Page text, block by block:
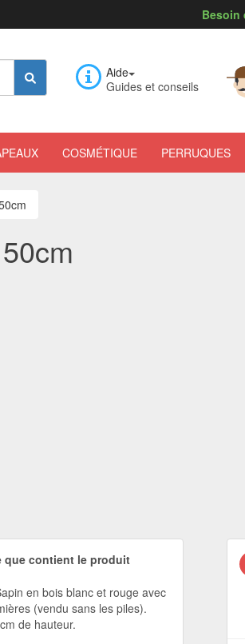
Besoin
Aide
Guides et conseils
COSMÉTIQUE PERRUQUES
que contient le produit
en bois blanc et rouge avec
(vendu sans les piles).
de hauteur.